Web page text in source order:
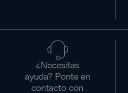
¿Necesitas
ayuda? Ponte en
contacto con